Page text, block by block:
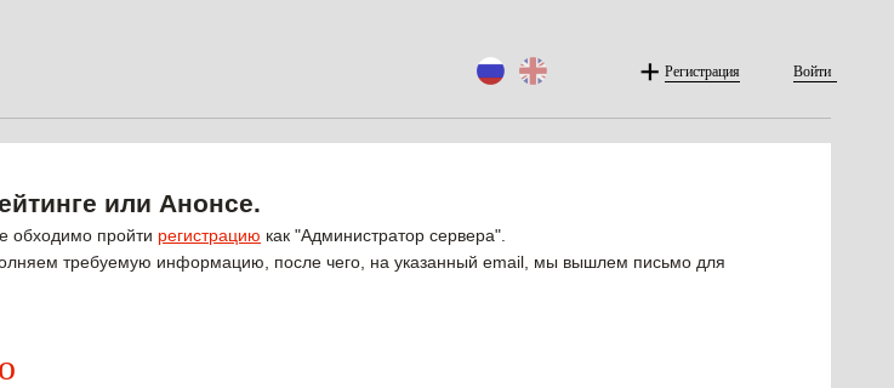
Регистрация Войти
или Анонсе.
обходимо пройти регистрацию как "Администратор сервера".
требуемую информацию, после чего, на указанный email, мы вышлем письмо для